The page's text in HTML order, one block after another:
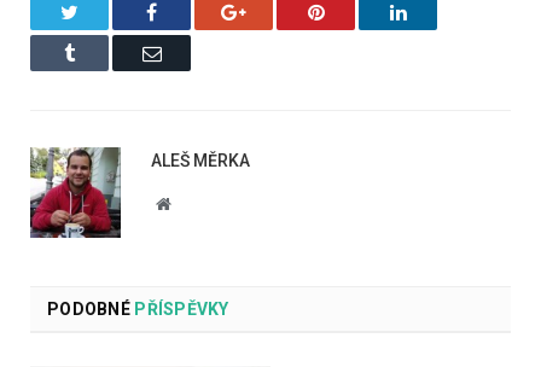
Facebook Google+ Pinterest LinkedIn
Tumblr Email
ALEŠ MĚRKA
Website
PODOBNÉPŘÍSPĚVKY